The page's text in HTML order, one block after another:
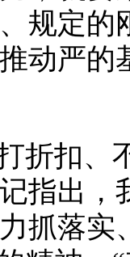
规定的
动严的
折扣、
指出，
抓落实